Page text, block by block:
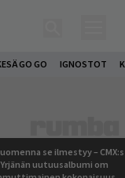
GO GO IGNOSTOT
se ilmestyy –
Yrjänän uutuusalbumi om